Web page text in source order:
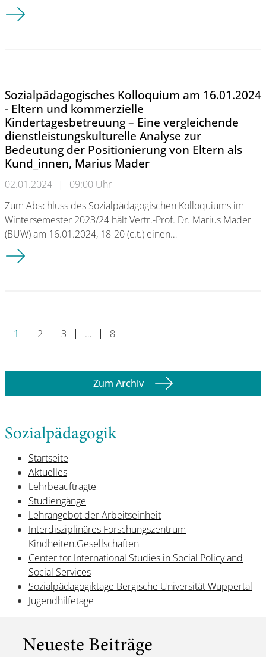
Programm des Sozialpädagogischen Kolloquiums im
Sozialpädagogisches Kolloquium am 16.01.2024
- Eltern und kommerzielle
Kindertagesbetreuung – Eine vergleichende
dienstleistungskulturelle Analyse zur
Bedeutung der Positionierung von Eltern als
Kund_innen, Marius Mader
02.01.2024 |
09:00 Uhr
Zum Abschluss des Sozialpädagogischen Kolloquiums im
Wintersemester 2023/24 hält Vertr.-Prof. Dr. Marius Mader
(BUW) am 16.01.2024, 18-20 (c.t.) einen…
Sozialpädagogisches Kolloquium am 16.01.2024 - Eltern
1 2 3 … 8
Zum Archiv
Sozialpädagogik
Startseite
Aktuelles
Lehrbeauftragte
Studiengänge
Lehrangebot der Arbeitseinheit
Interdisziplinäres Forschungszentrum
Kindheiten.Gesellschaften
Center for International Studies in Social Policy and
Social Services
Sozialpädagogiktage Bergische Universität Wuppertal
Jugendhilfetage
Neueste Beiträge